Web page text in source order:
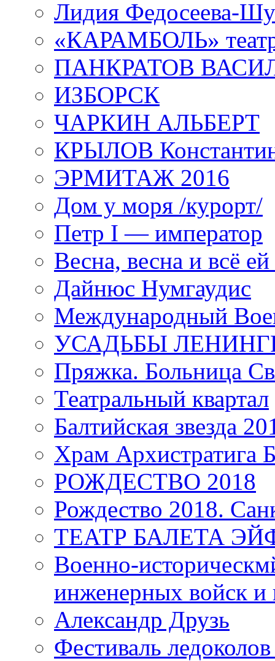
Лидия Федосеева-
«КАРАМБОЛЬ»
ПАНКРАТОВ
ИЗБОРСК
ЧАРКИН АЛЬБЕРТ
КРЫЛОВ
ЭРМИТАЖ 2016
Дом у моря /курорт/
Петр I — император
Весна, весна и всё
Дайнюс Нумгаудис
Международный
УСАДЬБЫ
Пряжка. Больница
Театральный квартал
Балтийская звезда
Храм
РОЖДЕСТВО 2018
Рождество 2018.
ТЕАТР БАЛЕТА
Военно-
инженерных войск и
Александр Друзь
Фестиваль